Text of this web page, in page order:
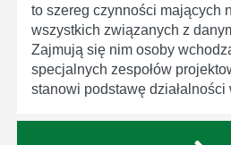
to szereg czynności mających
wszystkich związanych z
Zajmują się nim osoby
specjalnych zespołów
stanowi podstawę